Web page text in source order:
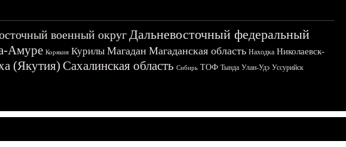
военный округДальневосточный федеральный
Амуре Корякия Курилы Магадан Магаданская область Находка Николаевск-
(Якутия) Сахалинская область Сибирь ТОФ Тында Улан-Удэ Уссурийск